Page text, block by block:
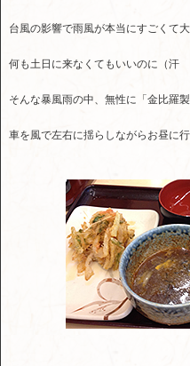
台風の影響で雨風が本当にすごくて大
何も土日に来なくてもいいのに（汗
そんな暴風雨の中、無性に「金比羅
車を風で左右に揺らしながらお昼に行